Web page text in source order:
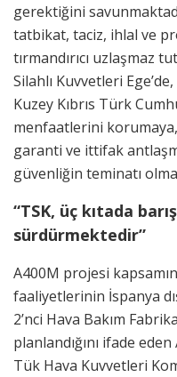
gerektiğini
tatbikat, taciz, ihlal ve
tırmandırıcı uzlaşmaz
Silahlı Kuvvetleri
Kuzey Kıbrıs Türk
menfaatlerini korumaya,
garanti ve ittifak
güvenliğin teminatı
“TSK, üç kıtada
sürdürmektedir”
A400M projesi
faaliyetlerinin İspanya
2’nci Hava Bakım
planlandığını ifade
Tük Hava Kuvvetleri